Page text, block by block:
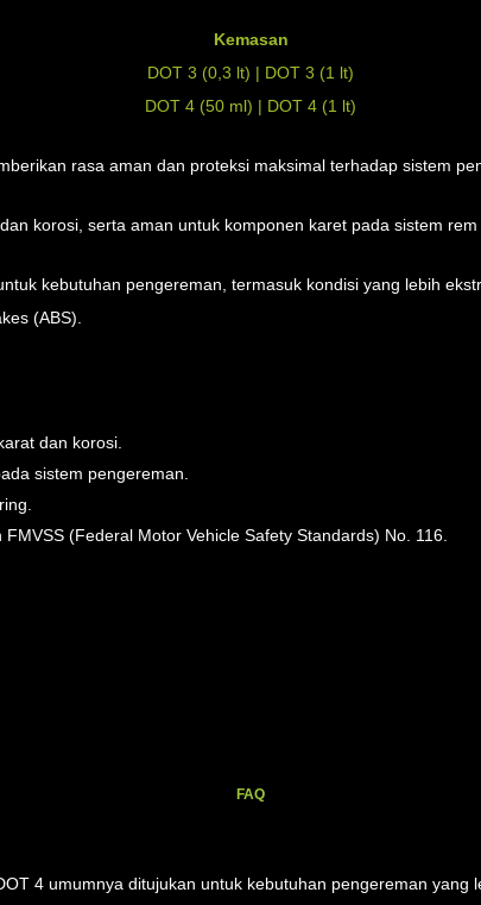
Kemasan
DOT 3 (0,3 lt) | DOT 3 (1 lt)
DOT 4 (50 ml) | DOT 4 (1 lt)
rasa aman dan proteksi maksimal terhadap sistem
korosi, serta aman untuk komponen karet pada sistem
kebutuhan pengereman, termasuk kondisi yang lebih
(ABS).
dan korosi.
sistem pengereman.
(Federal Motor Vehicle Safety Standards) No. 116.
FAQ
4 umumnya ditujukan untuk kebutuhan pengereman yang